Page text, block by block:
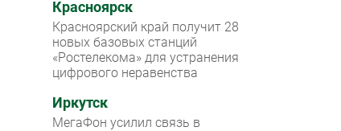
Красноярск
Красноярский край получит 28
новых базовых станций
«Ростелекома» для устранения
цифрового неравенства
Иркутск
МегаФон усилил связь в